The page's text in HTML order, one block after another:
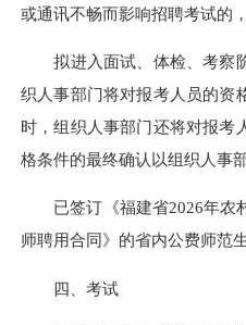
或通讯不畅而影响招聘考试的
拟进入面试、体检、考察
织人事部门将对报考人员的资
时，组织人事部门还将对报考
格条件的最终确认以组织人事
已签订《福建省2026年农
师聘用合同》的省内公费师范
四、考试